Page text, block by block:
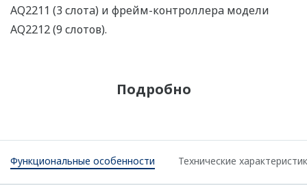
AQ2211 (3 слота) и фрейм-контроллера модели
AQ2212 (9 слотов).
Подробно
Функциональные особенности Технические